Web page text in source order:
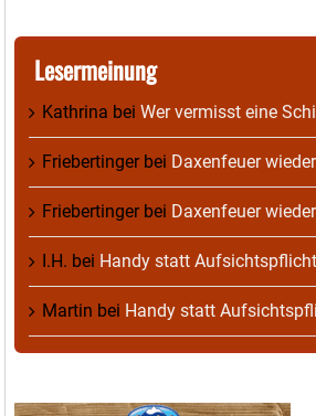
Lesermeinung
Kathrina bei Wer vermisst eine
Friebertingerbei Daxenfeuer
Friebertingerbei Daxenfeuer
I.H. bei Handy statt Aufsichtspflicht
Martin bei Handy statt